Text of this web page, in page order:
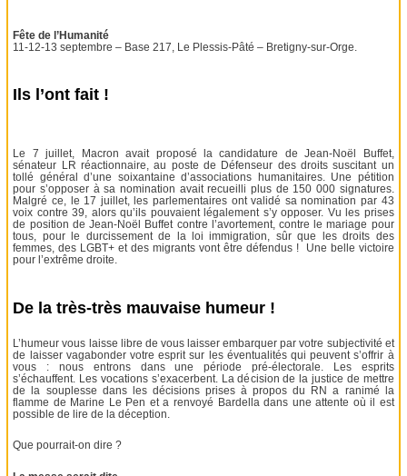
Fête de l’Humanité
11-12-13 septembre – Base 217, Le Plessis-Pâté – Bretigny-sur-Orge.
Ils l’ont fait !
Le 7 juillet, Macron avait proposé la candidature de Jean-Noël Buffet,
sénateur LR réactionnaire, au poste de Défenseur des droits suscitant un
tollé général d’une soixantaine d’associations humanitaires. Une pétition
pour s’opposer à sa nomination avait recueilli plus de 150 000 signatures.
Malgré ce, le 17 juillet, les parlementaires ont validé sa nomination par 43
voix contre 39, alors qu’ils pouvaient légalement s’y opposer. Vu les prises
de position de Jean-Noël Buffet contre l’avortement, contre le mariage pour
tous, pour le durcissement de la loi immigration, sûr que les droits des
femmes, des LGBT+ et des migrants vont être défendus ! Une belle victoire
pour l’extrême droite.
De la très-très mauvaise humeur !
L’humeur vous laisse libre de vous laisser embarquer par votre subjectivité et
de laisser vagabonder votre esprit sur les éventualités qui peuvent s’offrir à
vous : nous entrons dans une période pré-électorale. Les esprits
s’échauffent. Les vocations s’exacerbent. La décision de la justice de mettre
de la souplesse dans les décisions prises à propos du RN a ranimé la
flamme de Marine Le Pen et a renvoyé Bardella dans une attente où il est
possible de lire de la déception.
Que pourrait-on dire ?